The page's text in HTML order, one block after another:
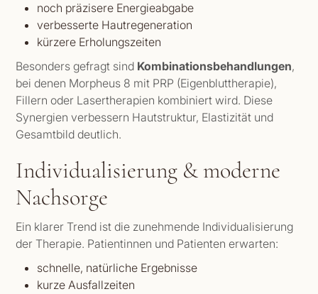
noch präzisere Energieabgabe
verbesserte Hautregeneration
kürzere Erholungszeiten
Besonders gefragt sind Kombinationsbehandlungen,
bei denen Morpheus 8 mit PRP (Eigenbluttherapie),
Fillern oder Lasertherapien kombiniert wird. Diese
Synergien verbessern Hautstruktur, Elastizität und
Gesamtbild deutlich.
Individualisierung & moderne
Nachsorge
Ein klarer Trend ist die zunehmende Individualisierung
der Therapie. Patientinnen und Patienten erwarten:
schnelle, natürliche Ergebnisse
kurze Ausfallzeiten